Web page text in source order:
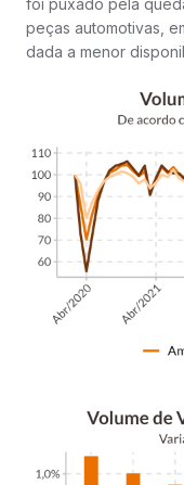
peças automotivas,
dada a menor